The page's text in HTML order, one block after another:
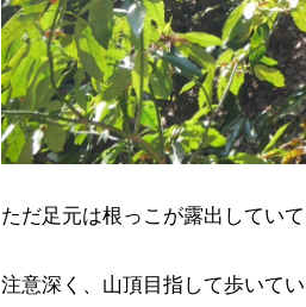
ただ足元は根っこが露出してい
注意深く、山頂目指して歩いて